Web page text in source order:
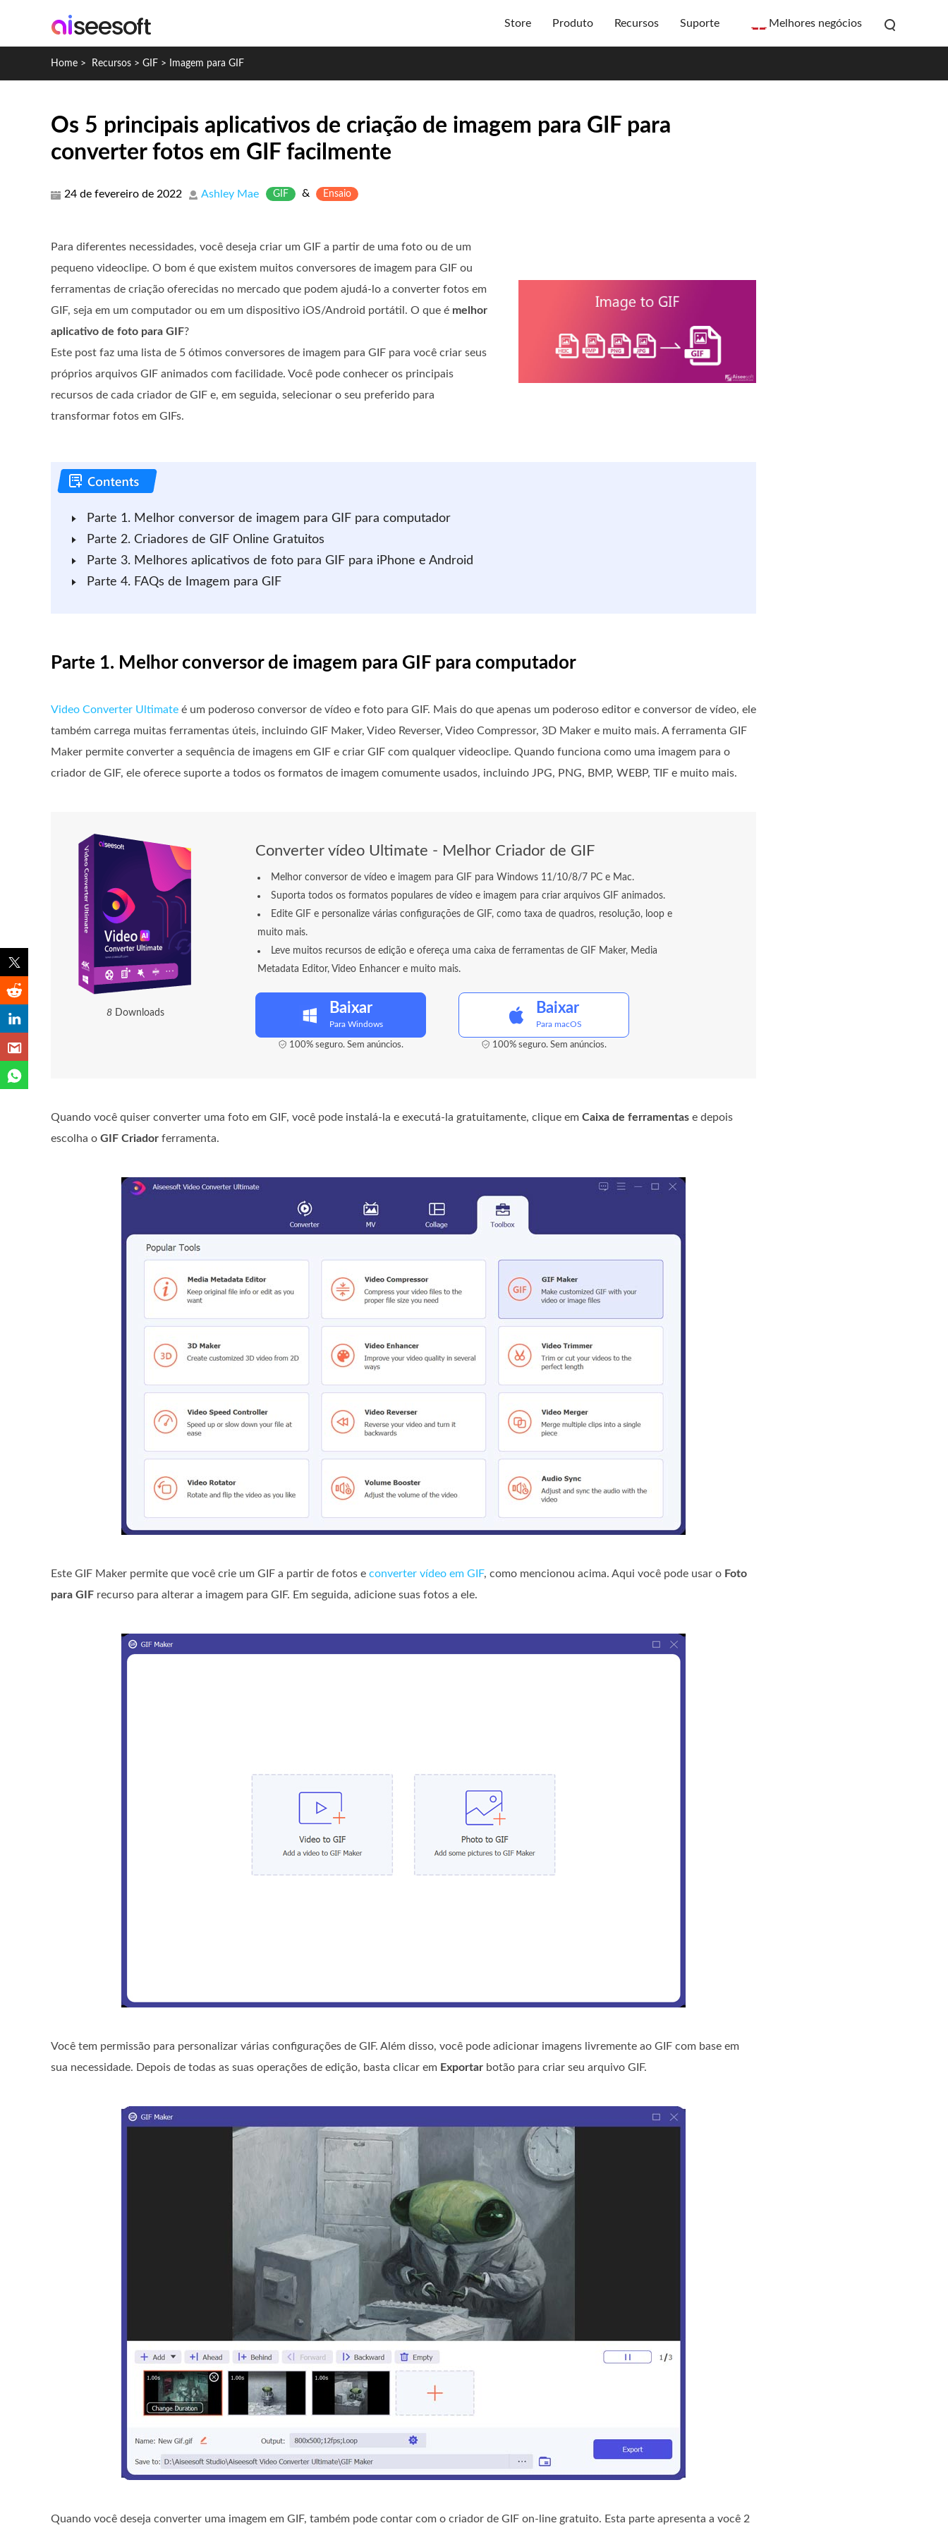
Store Produto Recursos Suporte Melhores negócios
Home > Recursos > GIF > Imagem para GIF
Os 5 principais aplicativos de criação de imagem para GIF para
converter fotos em GIF facilmente
24 de fevereiro de 2022 Ashley Mae GIF & Ensaio
Para diferentes necessidades, você deseja criar um GIF a partir de uma foto ou de um
pequeno videoclipe. O bom é que existem muitos conversores de imagem para GIF ou
ferramentas de criação oferecidas no mercado que podem ajudá-lo a converter fotos em
GIF, seja em um computador ou em um dispositivo iOS/Android portátil. O que é melhor
aplicativo de foto para GIF?
Este post faz uma lista de 5 ótimos conversores de imagem para GIF para você criar seus
próprios arquivos GIF animados com facilidade. Você pode conhecer os principais
recursos de cada criador de GIF e, em seguida, selecionar o seu preferido para
transformar fotos em GIFs.
Parte 1. Melhor conversor de imagem para GIF para computador
Parte 2. Criadores de GIF Online Gratuitos
Parte 3. Melhores aplicativos de foto para GIF para iPhone e Android
Parte 4. FAQs de Imagem para GIF
Parte 1. Melhor conversor de imagem para GIF para computador
Video Converter Ultimate é um poderoso conversor de vídeo e foto para GIF. Mais do que apenas um poderoso editor e conversor de vídeo, ele
também carrega muitas ferramentas úteis, incluindo GIF Maker, Video Reverser, Video Compressor, 3D Maker e muito mais. A ferramenta GIF
Maker permite converter a sequência de imagens em GIF e criar GIF com qualquer videoclipe. Quando funciona como uma imagem para o
criador de GIF, ele oferece suporte a todos os formatos de imagem comumente usados, incluindo JPG, PNG, BMP, WEBP, TIF e muito mais.
9 Downloads
Converter vídeo Ultimate - Melhor Criador de GIF
Melhor conversor de vídeo e imagem para GIF para Windows 11/10/8/7 PC e Mac.
Suporta todos os formatos populares de vídeo e imagem para criar arquivos GIF animados.
Edite GIF e personalize várias configurações de GIF, como taxa de quadros, resolução, loop e
muito mais.
Leve muitos recursos de edição e ofereça uma caixa de ferramentas de GIF Maker, Media
Metadata Editor, Video Enhancer e muito mais.
Baixar
Para Windows
100% seguro. Sem anúncios.
Baixar
Para macOS
100% seguro. Sem anúncios.
Quando você quiser converter uma foto em GIF, você pode instalá-la e executá-la gratuitamente, clique em Caixa de ferramentas e depois
escolha o GIF Criador ferramenta.
Este GIF Maker permite que você crie um GIF a partir de fotos e converter vídeo em GIF, como mencionou acima. Aqui você pode usar o Foto
para GIF recurso para alterar a imagem para GIF. Em seguida, adicione suas fotos a ele.
Você tem permissão para personalizar várias configurações de GIF. Além disso, você pode adicionar imagens livremente ao GIF com base em
sua necessidade. Depois de todas as suas operações de edição, basta clicar em Exportar botão para criar seu arquivo GIF.
Quando você deseja converter uma imagem em GIF, também pode contar com o criador de GIF on-line gratuito. Esta parte apresenta a você 2